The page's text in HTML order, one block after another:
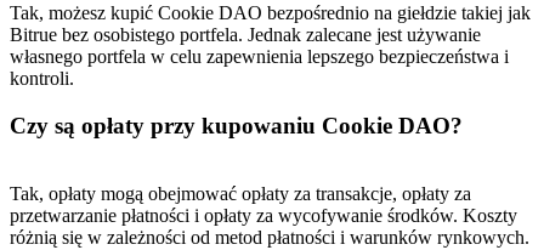
Tak, możesz kupić Cookie DAO bezpośrednio na giełdzie takiej jak
Bitrue bez osobistego portfela. Jednak zalecane jest używanie
własnego portfela w celu zapewnienia lepszego bezpieczeństwa i
kontroli.
Czy są opłaty przy kupowaniu Cookie DAO?
Tak, opłaty mogą obejmować opłaty za transakcje, opłaty za
przetwarzanie płatności i opłaty za wycofywanie środków. Koszty
różnią się w zależności od metod płatności i warunków rynkowych.